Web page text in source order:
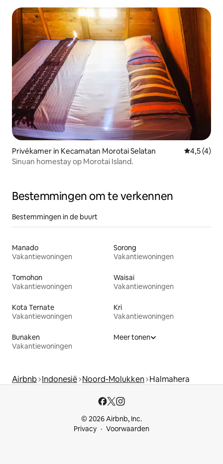
Privékamer in Kecamatan Morotai Selatan
4,5 (4)
Sinuan homestay op Morotai Island.
Bestemmingen om te verkennen
Bestemmingen in de buurt
Manado
Vakantiewoningen
Sorong
Vakantiewoningen
Tomohon
Vakantiewoningen
Waisai
Vakantiewoningen
Kota Ternate
Vakantiewoningen
Kri
Vakantiewoningen
Bunaken
Vakantiewoningen
Meer tonen
Airbnb Indonesië Noord-Molukken Halmahera
© 2026 Airbnb, Inc.
Privacy
Voorwaarden